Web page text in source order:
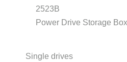
2523B
Power Drive Storage
Single drives